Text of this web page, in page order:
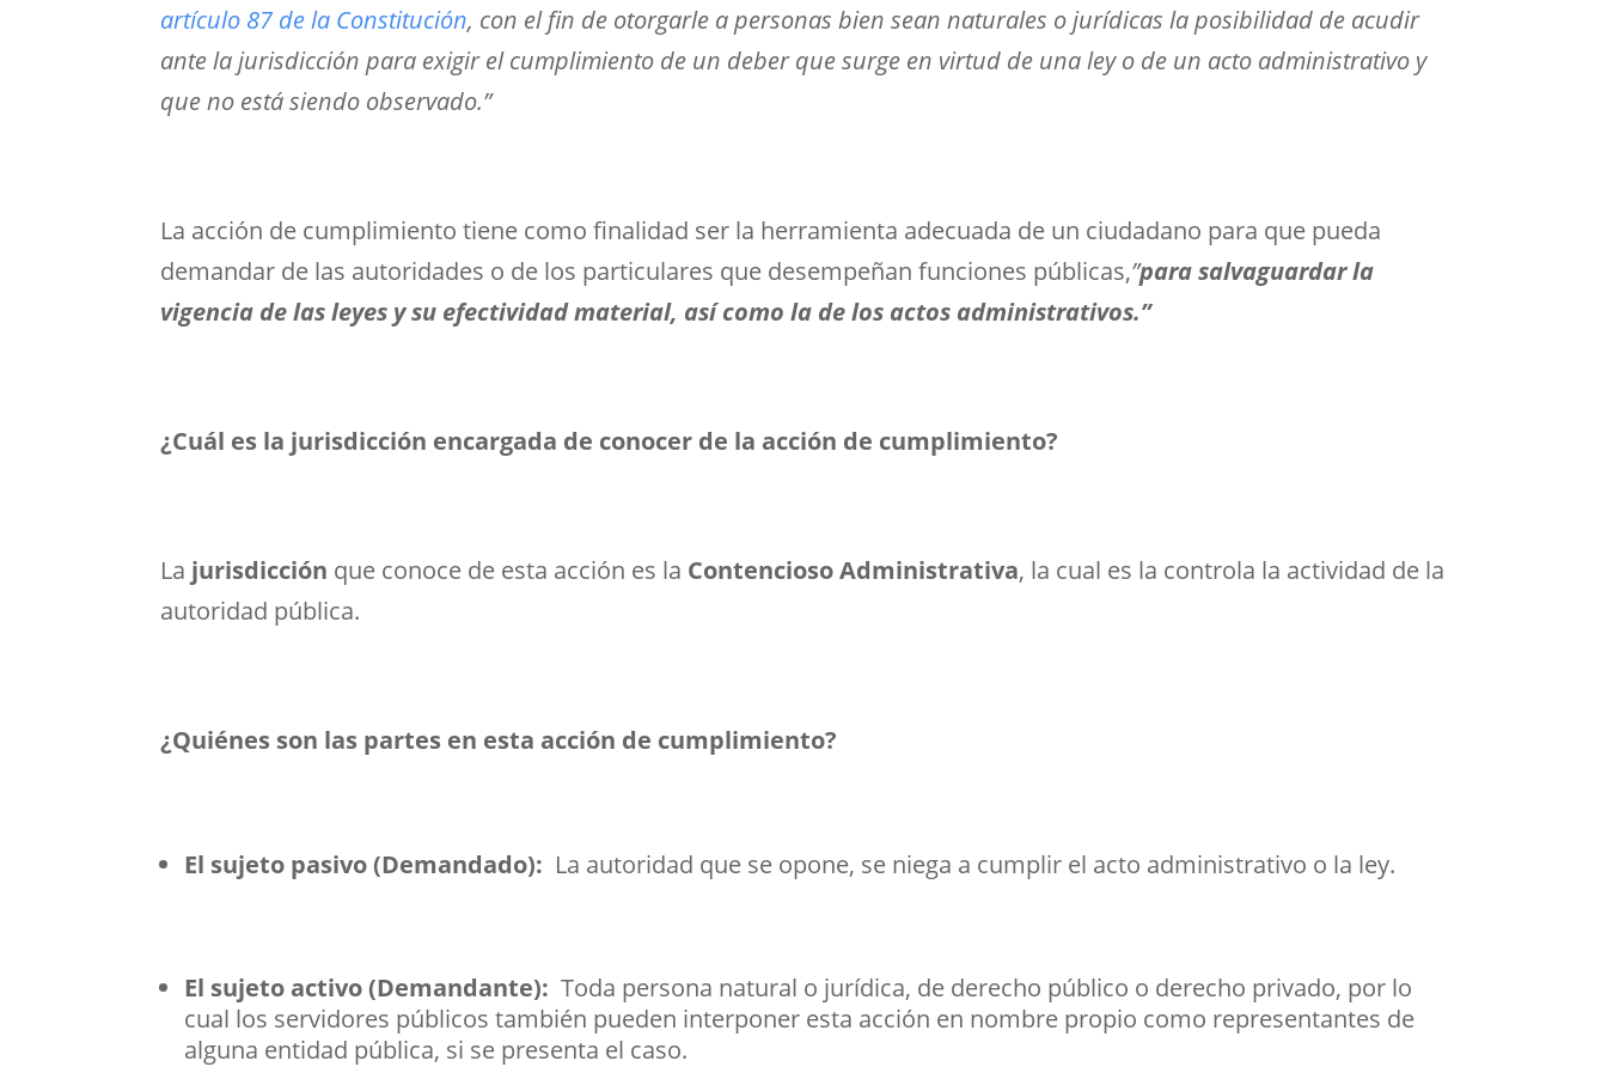
artículo 87 de la Constitución, con el fin de otorgarle a personas bien sean naturales o jurídicas la posibilidad de acudir
ante la jurisdicción para exigir el cumplimiento de un deber que surge en virtud de una ley o de un acto administrativo y
que no está siendo observado.”
La acción de cumplimiento tiene como finalidad ser la herramienta adecuada de un ciudadano para que pueda
demandar de las autoridades o de los particulares que desempeñan funciones públicas,”para salvaguardar la
vigencia de las leyes y su efectividad material, así como la de los actos administrativos.”
¿Cuál es la jurisdicción encargada de conocer de la acción de cumplimiento?
La jurisdicción que conoce de esta acción es la Contencioso Administrativa, la cual es la controla la actividad de la
autoridad pública.
¿Quiénes son las partes en esta acción de cumplimiento?
El sujeto pasivo (Demandado): La autoridad que se opone, se niega a cumplir el acto administrativo o la ley.
El sujeto activo (Demandante):Toda persona natural o jurídica, de derecho público o derecho privado, por lo
cual los servidores públicos también pueden interponer esta acción en nombre propio como representantes de
alguna entidad pública, si se presenta el caso.